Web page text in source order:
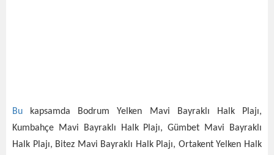
Bu kapsamda Bodrum Yelken Mavi Bayraklı Halk Plajı,
Kumbahçe Mavi Bayraklı Halk Plajı, Gümbet Mavi Bayraklı
Halk Plajı, Bitez Mavi Bayraklı Halk Plajı, Ortakent Yelken Halk